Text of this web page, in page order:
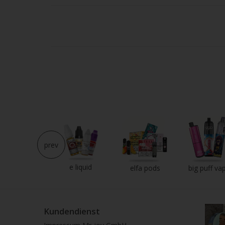
e liquid elfa pods big puff
prev
Kundendienst